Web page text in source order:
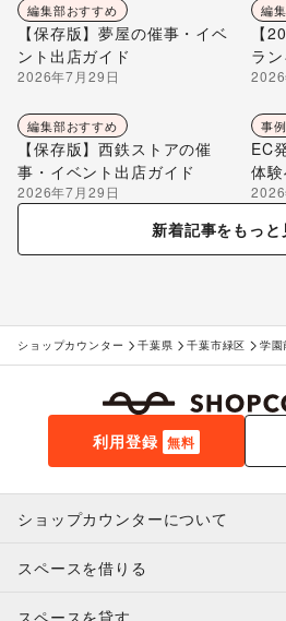
編集部おすすめ
【保存版】夢屋の催事・イベ
ント出店ガイド
2026年7月29日
編
【
ラ
編
編集部おすすめ
【保存版】西鉄ストアの催
事・イベント出店ガイド
2026年7月29日
事
EC
体
のポ
る
新着記事をもっと
ショップカウンター 千葉県 千葉市緑区 学園
利用登録 無料
ショップカウンターについて
利用規約・ガイドライン
スペースを借りる